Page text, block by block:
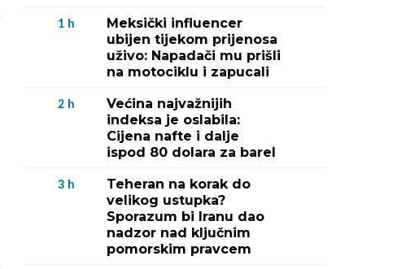
1 h
Meksički influencer
ubijen tijekom prijenosa
uživo: Napadači mu prišli
na motociklu i zapucali
2 h
Većina najvažnijih
indeksa je oslabila:
Cijena nafte i dalje
ispod 80 dolara za barel
3 h
Teheran na korak do
velikog ustupka?
Sporazum bi Iranu dao
nadzor nad ključnim
pomorskim pravcem